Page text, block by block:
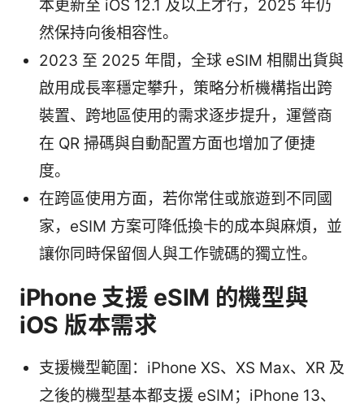
本更新至 iOS 12.1 及以上才行，2025 年仍
然保持向後相容性。
2023 至 2025 年間，全球 eSIM 相關出貨與
啟用成長率穩定攀升，策略分析機構指出跨
裝置、跨地區使用的需求逐步提升，運營商
在 QR 掃碼與自動配置方面也增加了便捷
度。
在跨區使用方面，若你常住或旅遊到不同國
家，eSIM 方案可降低換卡的成本與麻煩，並
讓你同時保留個人與工作號碼的獨立性。
iPhone 支援 eSIM 的機型與
iOS 版本需求
支援機型範圍：iPhone XS、XS Max、XR 及
之後的機型基本都支援 eSIM；iPhone 13、